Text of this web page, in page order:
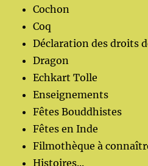
Cochon
Coq
Déclaration des droits
Dragon
Echkart Tolle
Enseignements
Fêtes Bouddhistes
Fêtes en Inde
Filmothèque à
Histoires...